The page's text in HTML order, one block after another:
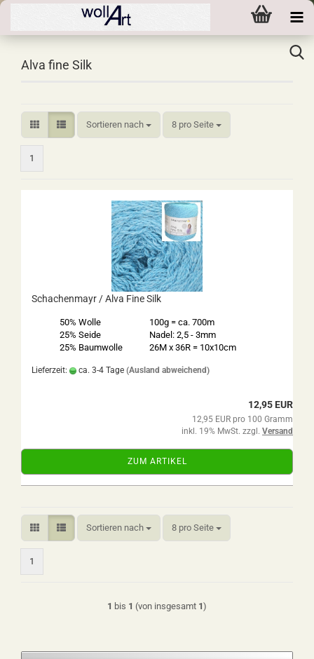
Alva fine Silk
Sortieren nach
Sortieren nach 8 pro Seite
pro Seite
1
Schachenmayr / Alva Fine Silk
50% Wolle
100g = ca. 700m
25% Seide
Nadel: 2,5 - 3mm
25% Baumwolle
26M x 36R = 10x10cm
Lieferzeit: ca. 3-4 Tage (Ausland abweichend)
12,95 EUR
12,95 EUR pro 100 Gramm
inkl. 19% MwSt. zzgl. Versand
ZUM ARTIKEL
Sortieren nach
Sortieren nach 8 pro Seite
pro Seite
1
1 bis 1 (von insgesamt 1)